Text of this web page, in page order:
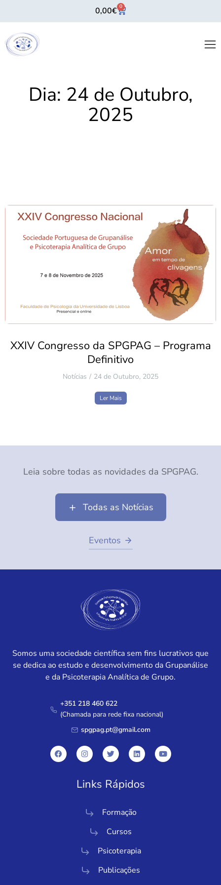
0,00€ 0
Dia: 24 de Outubro,
2025
XXIV Congresso da SPGPAG – Programa
Definitivo
Notícias 24 de Outubro, 2025
Ler Mais
Leia sobre todas as novidades da SPGPAG.
Todas as Notícias
Eventos
Somos uma sociedade científica sem fins lucrativos que
se dedica ao estudo e desenvolvimento da Grupanálise
e da Psicoterapia Analítica de Grupo.
+351 218 460 622
(Chamada para rede fixa nacional)
spgpag.pt@gmail.com
Links Rápidos
Formação
Cursos
Psicoterapia
Publicações